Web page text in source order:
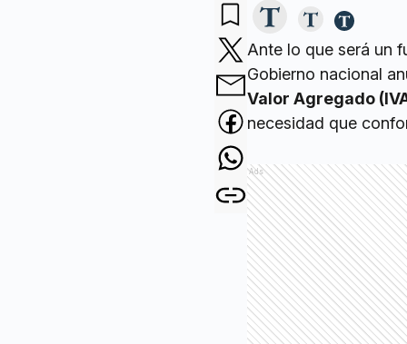
Ante lo que será un
Gobierno nacional
Valor Agregado
necesidad que
Ads